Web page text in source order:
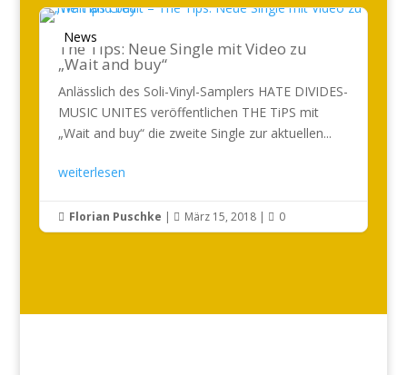
News
The Tips: Neue Single mit Video zu
„Wait and buy“
Anlässlich des Soli-Vinyl-Samplers HATE DIVIDES-
MUSIC UNITES veröffentlichen THE TiPS mit
„Wait and buy“ die zweite Single zur aktuellen...
weiterlesen
 Florian Puschke |  März 15, 2018|  0